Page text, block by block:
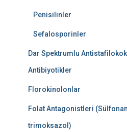
Penisilinler
Sefalosporinler
Dar Spektrumlu
Antibiyotikler
Florokinolonlar
Folat Antagonistleri
trimoksazol)